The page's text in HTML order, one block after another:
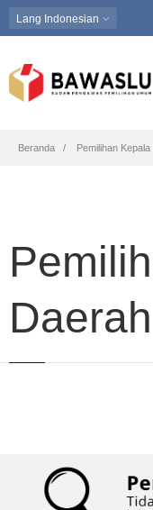
Lang Indonesian
Beranda Pemilihan